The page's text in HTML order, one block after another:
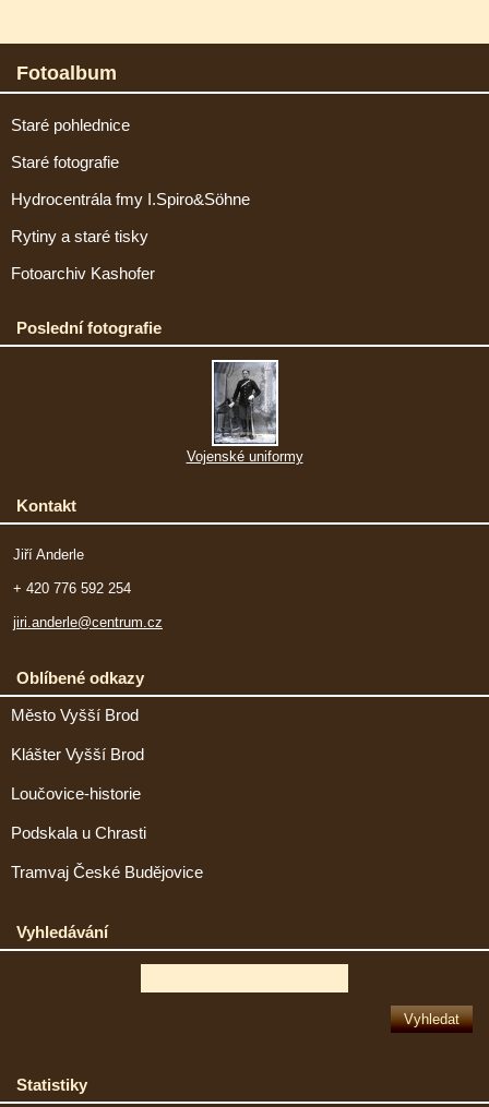
Fotoalbum
Staré pohlednice
Staré fotografie
Hydrocentrála fmy I.Spiro&Söhne
Rytiny a staré tisky
Fotoarchiv Kashofer
Poslední fotografie
Vojenské uniformy
Kontakt
Jiří Anderle
+ 420 776 592 254
jiri.anderle@centrum.cz
Oblíbené odkazy
Město Vyšší Brod
Klášter Vyšší Brod
Loučovice-historie
Podskala u Chrasti
Tramvaj České Budějovice
Vyhledávání
Statistiky